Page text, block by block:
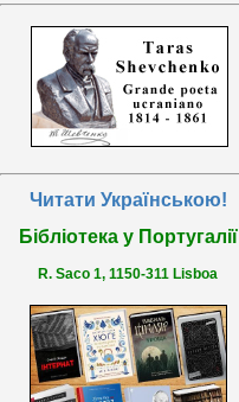
Читати Українською!
Бібліотека у Португалії
R. Saco 1, 1150-311 Lisboa